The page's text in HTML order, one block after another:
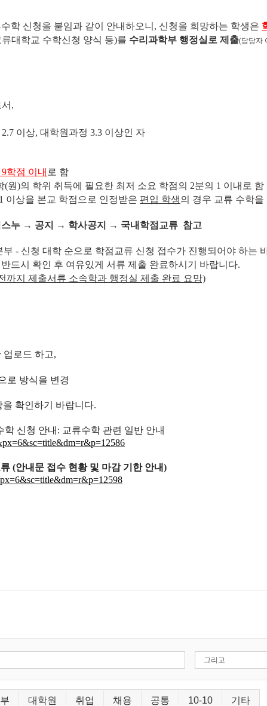
학 신청을 붙임과 같이 안내하오니, 신청을 희망하는 학생은
대학교 수학신청 양식 등)를 수리과학부 행정실로 제출(담당자
,
이상, 대학원과정 3.3 이상인 자
학점 이내 로 함
)의 학위 취득에 필요한 최저 소요 학점의 2분의 1 이내로 함
상을 본교 학점으로 인정받은 편입 학생의 경우 교류 수학을
스누 → 공지 → 학사공지 → 국내학점교류 참고
- 신청 대학 순으로 학점교류 신청 접수가 진행되어야 하는
확인 후 여유있게 서류 제출 완료하시기 바랍니다.
까지 제출서류 소속학과 행정실 제출 완료 요망)
업로드 하고,
로 방식을 변경
확인하기 바랍니다.
신청 안내: 교류수학 관련 일반 안내
(안내문 접수 현황 및 마감 기한 안내)
대학원 취업 채용 공통 10-10 기타